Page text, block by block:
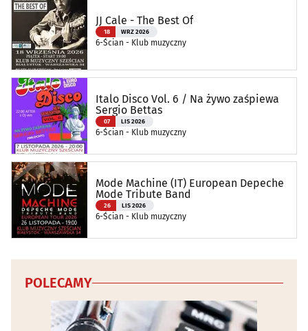
JJ Cale - The Best Of
18 WRZ 2026
6-Ścian - Klub muzyczny
Italo Disco Vol. 6 / Na żywo zaśpiewa
Sergio Bettas
07 LIS 2026
6-Ścian - Klub muzyczny
Mode Machine (IT) European Depeche
Mode Tribute Band
26 LIS 2026
6-Ścian - Klub muzyczny
POLECAMY